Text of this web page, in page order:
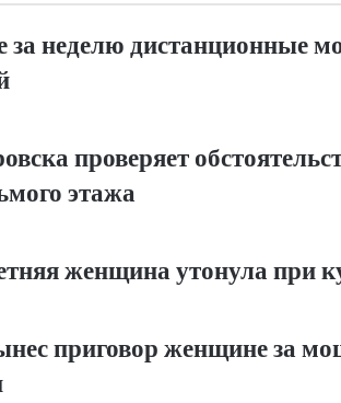
за неделю дистанционные
проверяет
этажа
женщина утонула при
приговор женщине за